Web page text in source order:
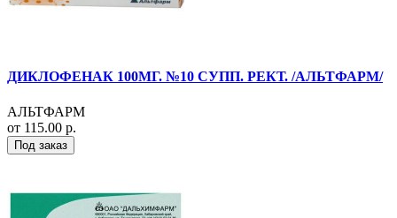
ДИКЛОФЕНАК 100МГ. №10 СУПП. РЕКТ. /АЛЬТФАРМ/
АЛЬТФАРМ
от 115.00 р.
Под заказ